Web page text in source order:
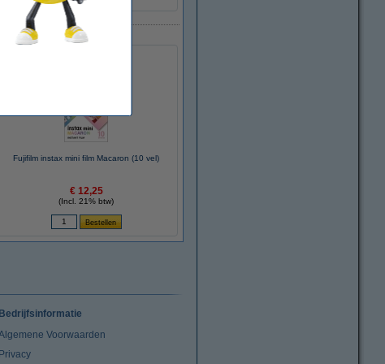
Fujifilm instax mini film Macaron (10 vel)
€ 12,25
(Incl. 21% btw)
Bedrijfsinformatie
Voorwaarden
Privacy